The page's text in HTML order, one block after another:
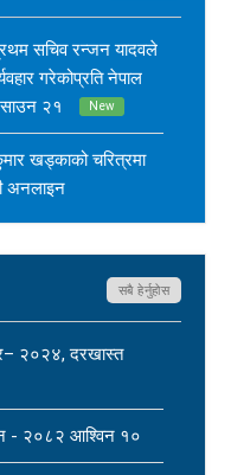
सचिव रन्जन यादवले
गरेकोप्रति नेपाल
२१
New
खड्काको चरित्रमा
अनलाइन
पितृशोक परेको दुःखद्
- २०८३ साउन १७
कायम राख्न नेपाल
१५
New
सबै हेर्नुहोस
२०२४, दरखास्त
- २०८२ आश्विन १०